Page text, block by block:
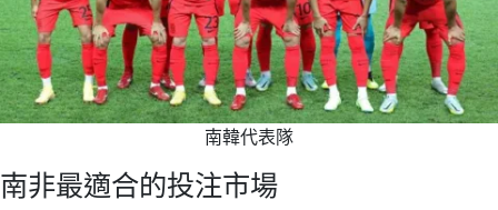
南韓代表隊
南非最適合的投注市場